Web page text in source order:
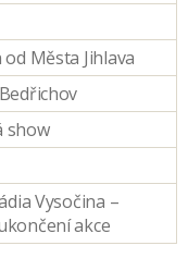
Města Jihlava
show
Vysočina –
akce